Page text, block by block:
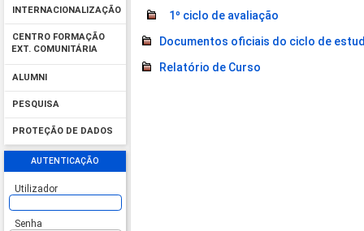
INTERNACIONALIZAÇÃO
CENTRO FORMAÇÃO
EXT. COMUNITÁRIA
ALUMNI
PESQUISA
PROTEÇÃO DE DADOS
AUTENTICAÇÃO
Utilizador
Senha
1º ciclo de avaliação
Documentos oficiais do ciclo de
Relatório de Curso